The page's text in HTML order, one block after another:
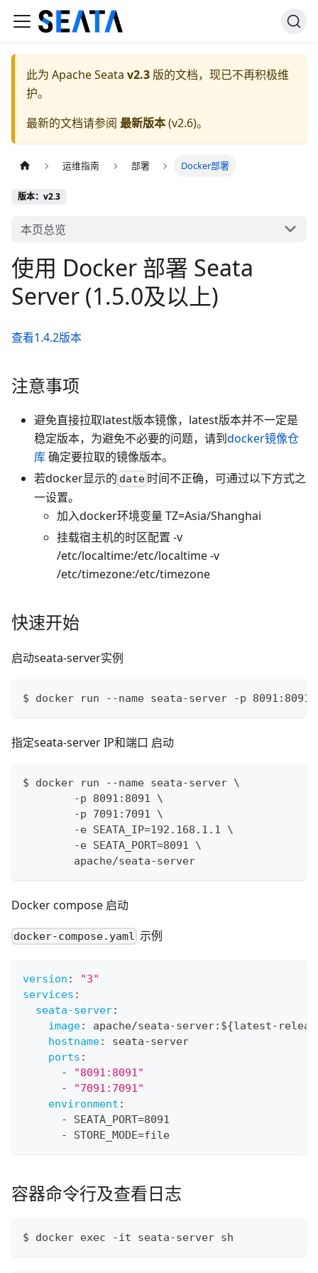
此为 Apache Seata v2.3 版的文档，现已不再积极维
护。
最新的文档请参阅 最新版本(v2.6)。
运维指南 部署 Docker部署
版本：v2.3
本页总览
使用 Docker 部署 Seata
Server (1.5.0及以上)
查看1.4.2版本
注意事项
避免直接拉取latest版本镜像，latest版本并不一定是
稳定版本，为避免不必要的问题，请到docker镜像仓
库确定要拉取的镜像版本。
若docker显示的 date 时间不正确，可通过以下方式之
一设置。
加入docker环境变量 TZ=Asia/Shanghai
挂载宿主机的时区配置 -v
/etc/localtime:/etc/localtime -v
/etc/timezone:/etc/timezone
快速开始
启动seata-server实例
$ docker run --name seata-server -p
指定seata-server IP和端口 启动
$ docker run --name seata-server \
        -p 8091:8091 \
        -p 7091:7091 \
        -e SEATA_IP=192.168.1.1 \
        -e SEATA_PORT=8091 \
        apache/seata-server
Docker compose 启动
docker-compose.yaml 示例
version :
"3"
services :
seata-server:
image: apache/seata-server: ${latest-
hostname: seata-server
ports :
-
"8091:8091"
-
"7091:7091"
environment :
-
SEATA_PORT=8091
-
STORE_MODE=file
容器命令行及查看日志
$ docker exec -it seata-server sh